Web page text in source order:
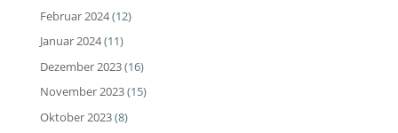
Februar 2024(12)
Januar 2024(11)
Dezember 2023(16)
November 2023(15)
Oktober 2023(8)